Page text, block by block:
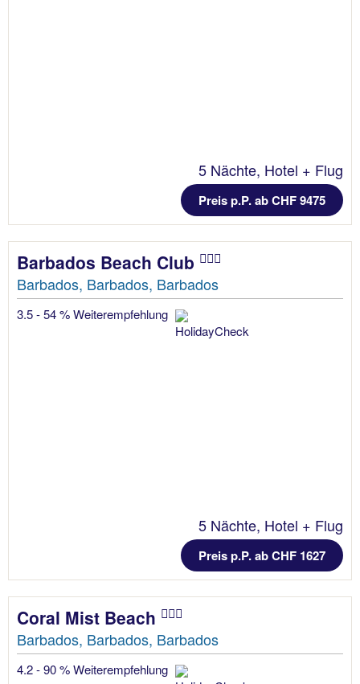
5 Nächte, Hotel + Flug
Preis p.P. ab CHF 9475
Barbados Beach Club
Barbados, Barbados, Barbados
3.5 - 54 % Weiterempfehlung
5 Nächte, Hotel + Flug
Preis p.P. ab CHF 1627
Coral Mist Beach
Barbados, Barbados, Barbados
4.2 - 90 % Weiterempfehlung